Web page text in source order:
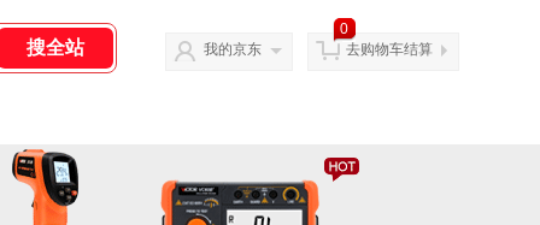
我的京东
0
去购物车结算